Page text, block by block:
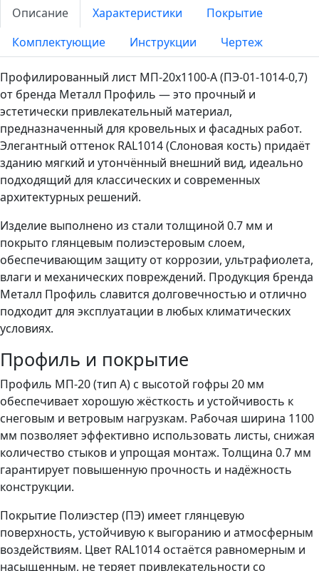
Описание
Характеристики
Покрытие
Комплектующие
Инструкции Чертеж
Профилированный лист МП-20x1100-A (ПЭ-01-1014-0,7)
от бренда Металл Профиль — это прочный и
эстетически привлекательный материал,
предназначенный для кровельных и фасадных работ.
Элегантный оттенок RAL1014 (Слоновая кость) придаёт
зданию мягкий и утончённый внешний вид, идеально
подходящий для классических и современных
архитектурных решений.
Изделие выполнено из стали толщиной 0.7 мм и
покрыто глянцевым полиэстеровым слоем,
обеспечивающим защиту от коррозии, ультрафиолета,
влаги и механических повреждений. Продукция бренда
Металл Профиль славится долговечностью и отлично
подходит для эксплуатации в любых климатических
условиях.
Профиль и покрытие
Профиль МП-20 (тип A) с высотой гофры 20 мм
обеспечивает хорошую жёсткость и устойчивость к
снеговым и ветровым нагрузкам. Рабочая ширина 1100
мм позволяет эффективно использовать листы, снижая
количество стыков и упрощая монтаж. Толщина 0.7 мм
гарантирует повышенную прочность и надёжность
конструкции.
Покрытие Полиэстер (ПЭ) имеет глянцевую
поверхность, устойчивую к выгоранию и атмосферным
воздействиям. Цвет RAL1014 остаётся равномерным и
насыщенным, не теряет привлекательности со